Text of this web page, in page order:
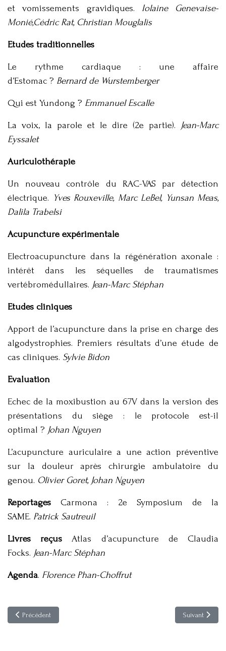
et vomissements gravidiques. Iolaine Genevaise-
Monié,Cédric Rat, Christian Mouglalis
Etudes traditionnelles
Le rythme cardiaque : une affaire
d’Estomac ? Bernard de Wurstemberger
Qui est Yundong ? Emmanuel Escalle
La voix, la parole et le dire (2e partie). Jean-Marc
Eyssalet
Auriculothérapie
Un nouveau contrôle du RAC-VAS par détection
électrique. Yves Rouxeville, Marc LeBel, Yunsan Meas,
Dalila Trabelsi
Acupuncture expérimentale
Electroacupuncture dans la régénération axonale :
intérêt dans les séquelles de traumatismes
vertébromédullaires. Jean-Marc Stéphan
Etudes cliniques
Apport de l’acupuncture dans la prise en charge des
algodystrophies. Premiers résultats d’une étude de
cas cliniques. Sylvie Bidon
Evaluation
Echec de la moxibustion au 67V dans la version des
présentations du siège : le protocole est-il
optimal ? Johan Nguyen
L’acupuncture auriculaire a une action préventive
sur la douleur après chirurgie ambulatoire du
genou. Olivier Goret, Johan Nguyen
Reportages Carmona : 2e Symposium de la
SAME. Patrick Sautreuil
Livres reçus Atlas d’acupuncture de Claudia
Focks. Jean-Marc Stéphan
Agenda. Florence Phan-Choffrut
Article précédent : Acupuncture & Moxibustion 8(3)
Précédent Article suivant
Suivant